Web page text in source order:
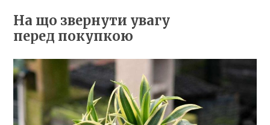
На що звернути увагу
перед покупкою